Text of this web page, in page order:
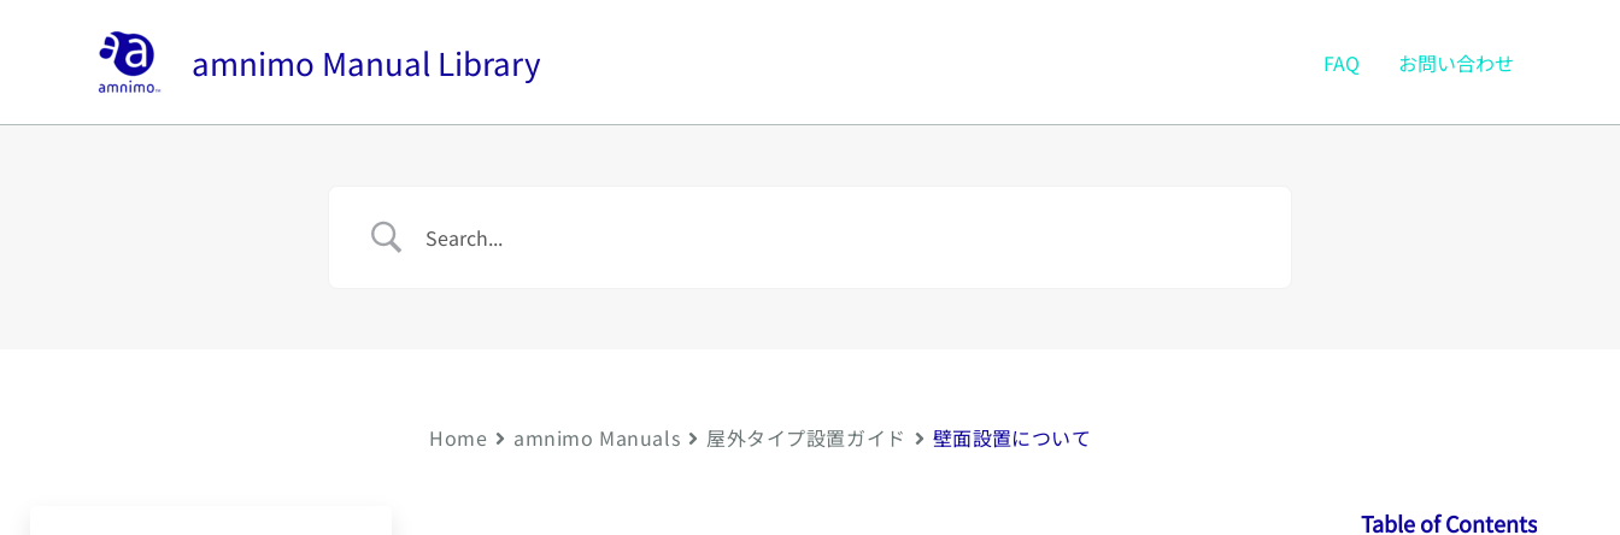
amnimo Manual Library FAQ お問い合わせ
Home amnimo Manuals 屋外タイプ設置ガイド 壁面設置について
Table of Contents